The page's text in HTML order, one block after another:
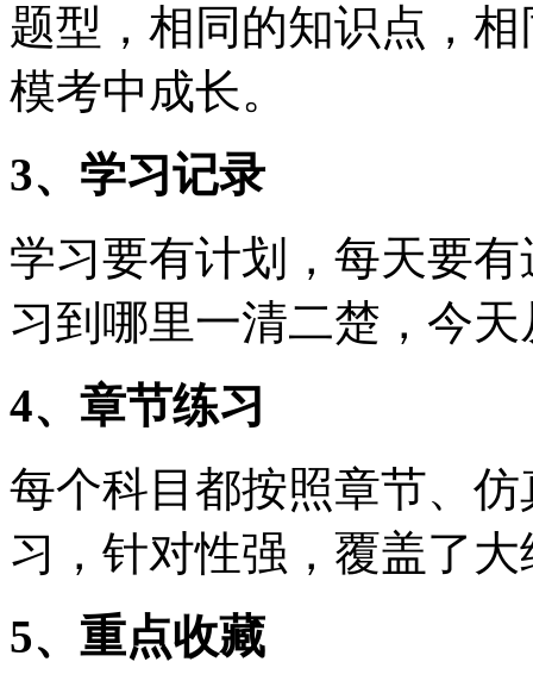
题型，相同的知识点，
模考中成长。
3、学习记录
学习要有计划，每天要
习到哪里一清二楚，今
4、章节练习
每个科目都按照章节、
习，针对性强，覆盖了
5、重点收藏